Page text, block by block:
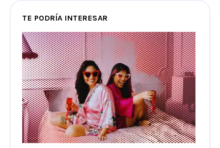
TE PODRÍA INTERESAR